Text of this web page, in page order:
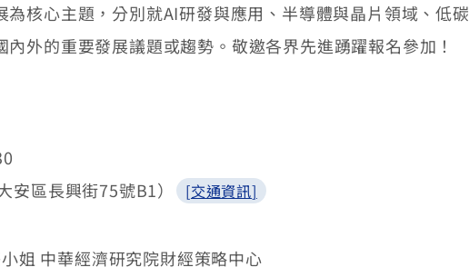
核心主題，分別就AI研發與應用、半導體與晶片領域、低碳
外的重要發展議題或趨勢。敬邀各界先進踴躍報名參加！
安區長興街75號B1） [交通資訊]
姐 中華經濟研究院財經策略中心